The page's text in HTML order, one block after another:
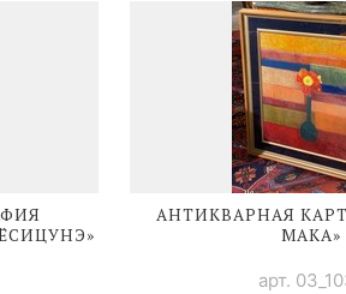
АНТИКВАРНАЯ
МАКА»
арт.